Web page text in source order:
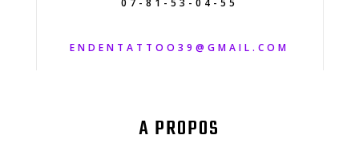
ENDENTATTOO39@GMAIL.COM
A PROPOS